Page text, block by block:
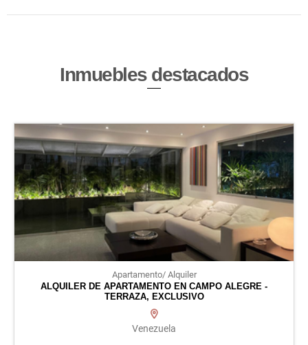
Inmuebles destacados
Apartamento/ Alquiler
ALQUILER DE APARTAMENTO EN CAMPO ALEGRE -
TERRAZA, EXCLUSIVO
Venezuela